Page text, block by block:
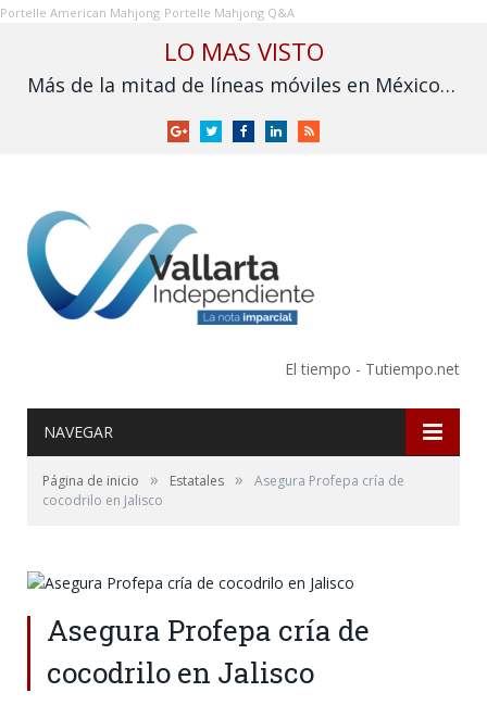
Portelle American Mahjong Portelle Mahjong Q&A
LO MAS VISTO
Más de la mitad de líneas móviles en México aún no se vinculan a la CURP
GoogleTwitterFacebookLinkedInRSS
El tiempo - Tutiempo.net
NAVEGAR
Página de inicio » Estatales »
Asegura Profepa cría de
cocodrilo en Jalisco
Asegura Profepa cría de
cocodrilo en Jalisco